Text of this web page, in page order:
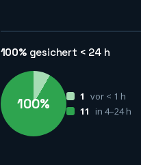
100%gesichert < 24 h
100% 1 vor < 1 h
11
in 4–24 h